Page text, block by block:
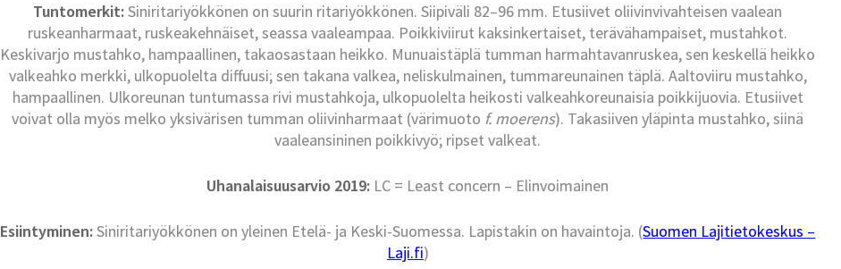
Tuntomerkit:Siniritariyökkönen on suurin ritariyökkönen. Siipiväli 82–96 mm. Etusiivet oliivinvivahteisen vaalean
ruskeanharmaat, ruskeakehnäiset, seassa vaaleampaa. Poikkiviirut kaksinkertaiset, terävähampaiset, mustahkot.
Keskivarjo mustahko, hampaallinen, takaosastaan heikko. Munuaistäplä tumman harmahtavanruskea, sen keskellä heikko
valkeahko merkki, ulkopuolelta diffuusi; sen takana valkea, neliskulmainen, tummareunainen täplä. Aaltoviiru mustahko,
hampaallinen. Ulkoreunan tuntumassa rivi mustahkoja, ulkopuolelta heikosti valkeahkoreunaisia poikkijuovia. Etusiivet
voivat olla myös melko yksivärisen tumman oliivinharmaat (värimuoto f. moerens). Takasiiven yläpinta mustahko, siinä
vaaleansininen poikkivyö; ripset valkeat.
Uhanalaisuusarvio 2019: LC = Least concern – Elinvoimainen
Esiintyminen:Siniritariyökkönen on yleinen Etelä- ja Keski-Suomessa. Lapistakin on havaintoja. (Suomen Lajitietokeskus –
Laji.fi)